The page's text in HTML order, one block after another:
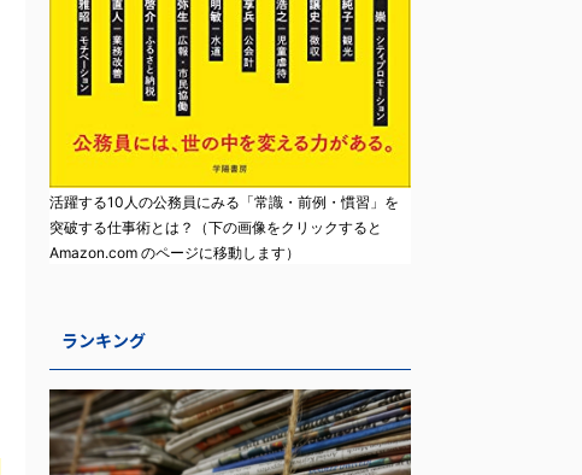
活躍する10人の公務員にみる「常識・前例・慣習」を
突破する仕事術とは？（下の画像をクリックすると
Amazon.com のページに移動します）
ランキング